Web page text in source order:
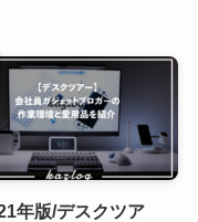
年版/デスクツア